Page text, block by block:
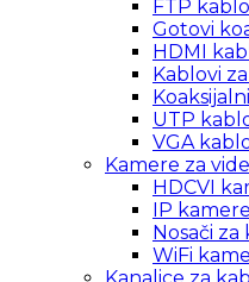
FTP
Gotovi
HDMI
Kablovi
UTP
VGA
Kamere za
HDCVI
IP kamere
Nosači za
WiFi